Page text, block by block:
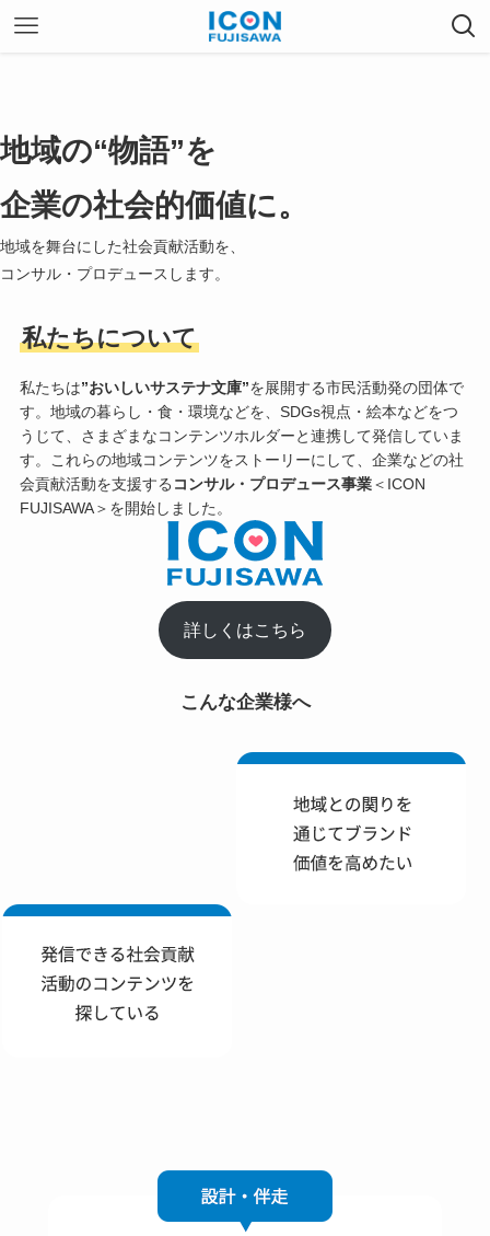
地域の“物語”を
企業の社会的価値に。
地域を舞台にした社会貢献活動を、
コンサル・プロデュースします。
私たちについて
私たちは”おいしいサステナ文庫”を展開する市民活動発の団体で
す。地域の暮らし・食・環境などを、SDGs視点・絵本などをつ
うじて、さまざまなコンテンツホルダーと連携して発信していま
す。これらの地域コンテンツをストーリーにして、企業などの社
会貢献活動を支援する コンサル・プロデュース事業＜ICON
FUJISAWA＞を開始しました。
詳しくはこちら
こんな企業様へ